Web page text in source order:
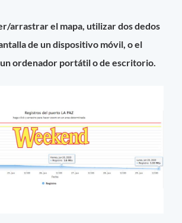
arrastrar el mapa, utilizar dos dedos
de un dispositivo móvil, o el
un ordenador portátil o de escritorio.